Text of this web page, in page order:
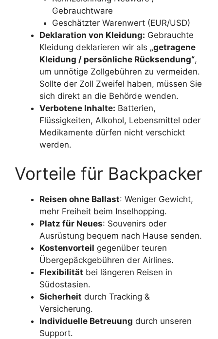
Gebrauchtware
Geschätzter Warenwert (EUR/USD)
Deklaration von Kleidung: Gebrauchte
Kleidung deklarieren wir als „getragene
Kleidung / persönliche Rücksendung“,
um unnötige Zollgebühren zu vermeiden.
Sollte der Zoll Zweifel haben, müssen Sie
sich direkt an die Behörde wenden.
Verbotene Inhalte: Batterien,
Flüssigkeiten, Alkohol, Lebensmittel oder
Medikamente dürfen nicht verschickt
werden.
Vorteile für Backpacker
Reisen ohne Ballast: Weniger Gewicht,
mehr Freiheit beim Inselhopping.
Platz für Neues: Souvenirs oder
Ausrüstung bequem nach Hause senden.
Kostenvorteil gegenüber teuren
Übergepäckgebühren der Airlines.
Flexibilität bei längeren Reisen in
Südostasien.
Sicherheit durch Tracking &
Versicherung.
Individuelle Betreuung durch unseren
Support.